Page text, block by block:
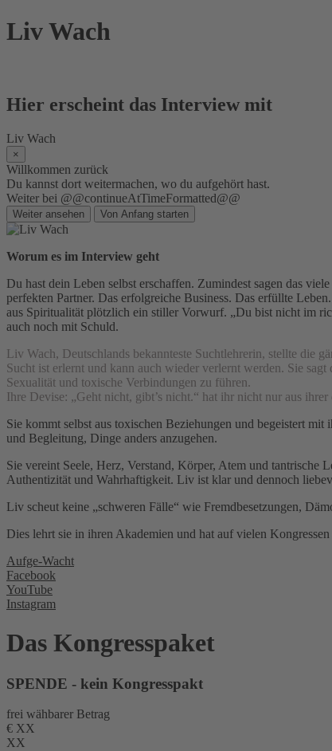
Skip
to
Liv Wach
Hier erscheint das Interview mit
Liv Wach
×
Willkommen zurück
Du kannst dort weitermachen, wo du aufgehört hast.
Weiter bei @@continueAtTimeFormatted@@
Weiter ansehen Von Anfang starten
Worum es im Interview geht
Du hast dein Leben selbst erschaffen. Zumindest sagen das
perfekten Partner. Das erfolgreiche Business. Das erfüllte
aus Spiritualität plötzlich ein stiller Vorwurf. „Du bist nicht im
auch noch mit Schuld.
Liv Wach, Deutschlands bekannteste Suchtlehrerin, stellte die
Sucht ist erlernt und kann auch wieder verlernt werden. Sie
Sexualität und toxische Verbindungen zu führen.
Ihre Devise: „Geht nicht, gibt’s nicht.“ hat ihr nicht nur aus
Sie kommt selbst aus toxischen Beziehungen und begeistert
und Begleitung, Dinge anders anzugehen.
Sie vereint Seele, Herz, Verstand, Körper, Atem und
Authentizität und Wahrhaftigkeit. Liv ist klar und dennoch
Liv scheut keine „schweren Fälle“ wie Fremdbesetzungen,
Dies lehrt sie in ihren Akademien und hat auf vielen
Aufge-Wacht
Facebook
YouTube
Instagram
Das Kongresspaket
SPENDE - kein Kongresspakt
frei wähbarer Betrag
€ XX
XX